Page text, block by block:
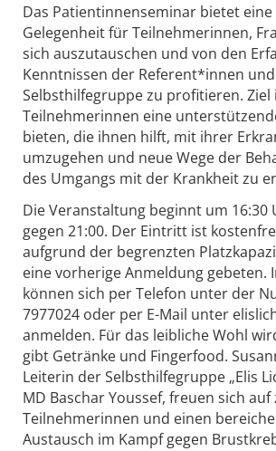
Das Patientinnenseminar bietet
Gelegenheit für Teilnehmerinnen,
sich auszutauschen und von den
Kenntnissen der Referent*innen
Selbsthilfegruppe zu profitieren. Ziel
Teilnehmerinnen eine
bieten, die ihnen hilft, mit ihrer
umzugehen und neue Wege der
des Umgangs mit der Krankheit zu
Die Veranstaltung beginnt um 16:30
gegen 21:00. Der Eintritt ist
aufgrund der begrenzten
eine vorherige Anmeldung gebeten.
können sich per Telefon unter der
7977024 oder per E-Mail unter
anmelden. Für das leibliche Wohl
gibt Getränke und Fingerfood.
Leiterin der Selbsthilfegruppe „Elis
MD Baschar Youssef, freuen sich
Teilnehmerinnen und einen
Austausch im Kampf gegen